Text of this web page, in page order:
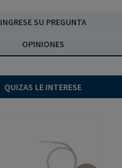
INGRESE SU PREGUNTA
OPINIONES
QUIZAS LE INTERESE